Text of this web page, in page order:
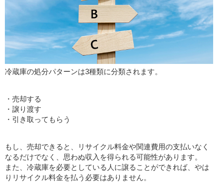
冷蔵庫の処分パターンは3種類に分類されます。
・売却する
・譲り渡す
・引き取ってもらう
もし、売却できると、リサイクル料金や関連費用の支払いなく
なるだけでなく、思わぬ収入を得られる可能性があります。
また、冷蔵庫を必要としている人に譲ることができれば、やは
りリサイクル料金を払う必要はありません。